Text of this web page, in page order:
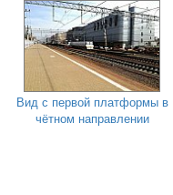
Вид с первой платформы в
чётном направлении